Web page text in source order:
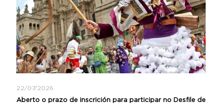
22/07/2026
Aberto o prazo de inscrición para participar no Desfile de